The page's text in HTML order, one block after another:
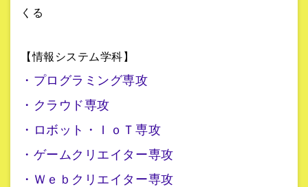
くる
【情報システム学科】
・プログラミング専攻
・クラウド専攻
・ロボット・ＩｏＴ専攻
・ゲームクリエイター専攻
・Ｗｅｂクリエイター専攻